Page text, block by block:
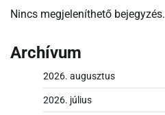
Nincs megjeleníthető bejegyzés.
Archívum
2026. augusztus
2026. július